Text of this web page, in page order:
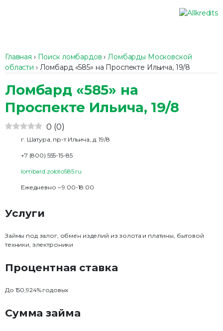
Главная › Поиск ломбардов ›Ломбарды Московской
области › Ломбард «585» на Проспекте Ильича, 19/8
Ломбард «585» на
Проспекте Ильича, 19/8
0 (0)
г. Шатура, пр-т Ильича, д. 19/8
+7 (800) 555-15-85
lombard.zoloto585.ru
Ежедневно – 9:00-18:00
Услуги
Займы под залог, обмен изделий из золота и платины, бытовой
техники, электроники
Процентная ставка
До 150,924% годовых
Сумма займа